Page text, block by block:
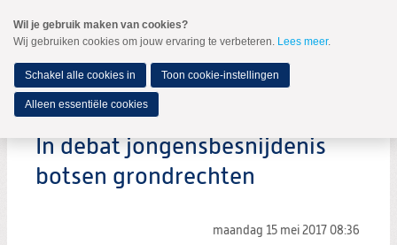
naar
Spring
de
inhoud
Spring
naar
hoofdmenu
MENU
In debat jongensbesnijdenis
botsen grondrechten
maandag 15 mei 2017 08:36
Wil je gebruik maken van cookies?
Wij gebruiken cookies om jouw ervaring te verbeteren. Lees meer.
Schakel alle cookies in Toon cookie-instellingen
Alleen essentiële cookies